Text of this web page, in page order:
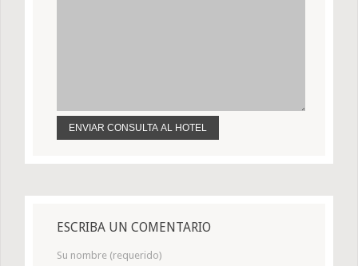
ESCRIBA UN COMENTARIO
Su nombre (requerido)